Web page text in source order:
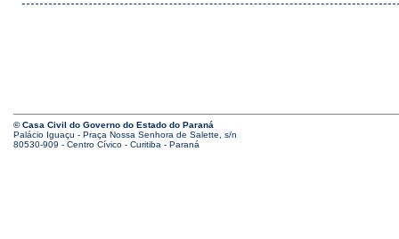
© Casa Civil do Governo do Estado do Paraná
Palácio Iguaçu - Praça Nossa Senhora de Salette, s/n
80530-909 - Centro Cívico - Curitiba - Paraná